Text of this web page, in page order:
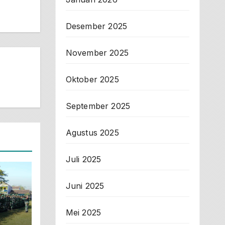
Desember 2025
November 2025
Oktober 2025
September 2025
Agustus 2025
Juli 2025
Juni 2025
Mei 2025